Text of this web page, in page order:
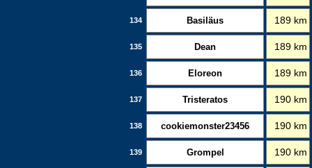
134 Basiläus 189 km
135 Dean 189 km
136 Eloreon 189 km
137 Tristeratos 190 km
138 cookiemonster23456 190 km
139 Grompel 190 km